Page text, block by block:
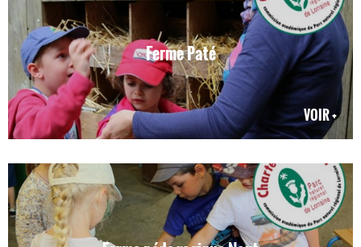
Ferme Paté
VOIR +